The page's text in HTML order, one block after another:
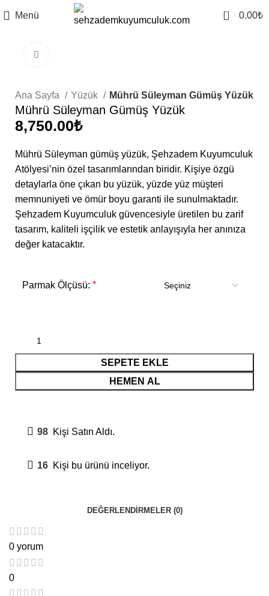
Menü 0 0.00₺
Ana Sayfa Yüzük Mührü Süleyman Gümüş Yüzük
Mührü Süleyman Gümüş Yüzük
₺
Mührü Süleyman gümüş yüzük, Şehzadem Kuyumculuk
Atölyesi’nin özel tasarımlarından biridir. Kişiye özgü
detaylarla öne çıkan bu yüzük, yüzde yüz müşteri
memnuniyeti ve ömür boyu garanti ile sunulmaktadır.
Şehzadem Kuyumculuk güvencesiyle üretilen bu zarif
tasarım, kaliteli işçilik ve estetik anlayışıyla her anınıza
değer katacaktır.
Parmak Ölçüsü: *
SEPETE EKLE
HEMEN AL
98 Kişi Satın Aldı.
16 Kişi bu ürünü inceliyor.
DEĞERLENDIRMELER (0)
0 yorum
0